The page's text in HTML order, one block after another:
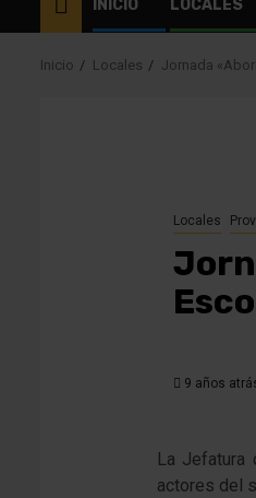
INICIO LOCALES
Inicio Locales Jornada
Locales
9 años
La Jefatura
actores del